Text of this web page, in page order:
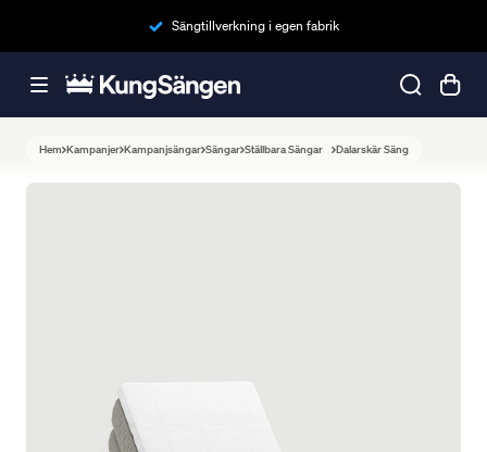
Sängtillverkning i egen fabrik
Hem Kampanjer Kampanjsängar Sängar Ställbara Sängar Dalarskär Säng